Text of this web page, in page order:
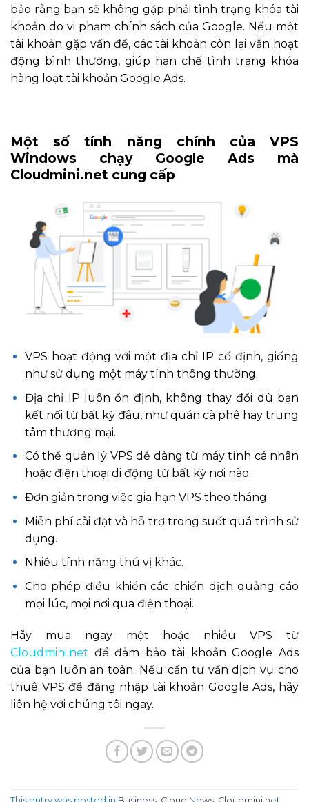
bảo rằng bạn sẽ không gặp phải tình trạng khóa tài
khoản do vi phạm chính sách của Google. Nếu một
tài khoản gặp vấn đề, các tài khoản còn lại vẫn hoạt
động bình thường, giúp hạn chế tình trạng khóa
hàng loạt tài khoản Google Ads.
Một số tính năng chính của VPS
Windows chạy Google Ads mà
Cloudmini.net cung cấp
VPS hoạt động với một địa chỉ IP cố định, giống
như sử dụng một máy tính thông thường.
Địa chỉ IP luôn ổn định, không thay đổi dù bạn
kết nối từ bất kỳ đâu, như quán cà phê hay trung
tâm thương mại.
Có thể quản lý VPS dễ dàng từ máy tính cá nhân
hoặc điện thoại di động từ bất kỳ nơi nào.
Đơn giản trong việc gia hạn VPS theo tháng.
Miễn phí cài đặt và hỗ trợ trong suốt quá trình sử
dụng.
Nhiều tính năng thú vị khác.
Cho phép điều khiển các chiến dịch quảng cáo
mọi lúc, mọi nơi qua điện thoại.
Hãy mua ngay một hoặc nhiều VPS từ
Cloudmini.net để đảm bảo tài khoản Google Ads
của bạn luôn an toàn. Nếu cần tư vấn dịch vụ cho
thuê VPS để đăng nhập tài khoản Google Ads, hãy
liên hệ với chúng tôi ngay.